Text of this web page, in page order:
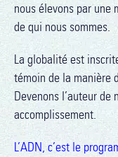
nous élevons par une
de qui nous sommes.
La globalité est
témoin de la manière
Devenons l’auteur
accomplissement.
L’ADN, c’est le